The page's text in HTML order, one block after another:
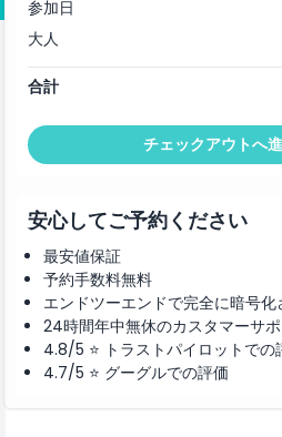
参加日
大人
合計
チェックアウトへ
安心してご予約ください
最安値保証
予約手数料無料
エンドツーエンドで完全に暗号化
24時間年中無休のカスタマーサポ
4.8/5 ⭐ トラストパイロットでの
4.7/5 ⭐ グーグルでの評価